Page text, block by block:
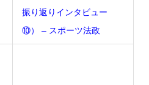
振り返りインタビュー
⑩） – スポーツ法政